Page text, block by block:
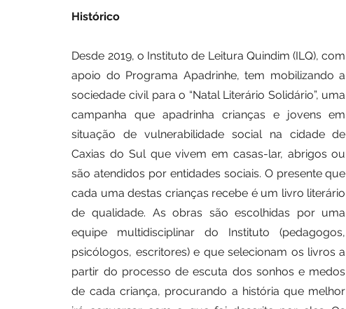
Histórico
Desde 2019, o Instituto de Leitura Quindim (ILQ), com
apoio do Programa Apadrinhe, tem mobilizando a
sociedade civil para o “Natal Literário Solidário”, uma
campanha que apadrinha crianças e jovens em
situação de vulnerabilidade social na cidade de
Caxias do Sul que vivem em casas-lar, abrigos ou
são atendidos por entidades sociais. O presente que
cada uma destas crianças recebe é um livro literário
de qualidade. As obras são escolhidas por uma
equipe multidisciplinar do Instituto (pedagogos,
psicólogos, escritores) e que selecionam os livros a
partir do processo de escuta dos sonhos e medos
de cada criança, procurando a história que melhor